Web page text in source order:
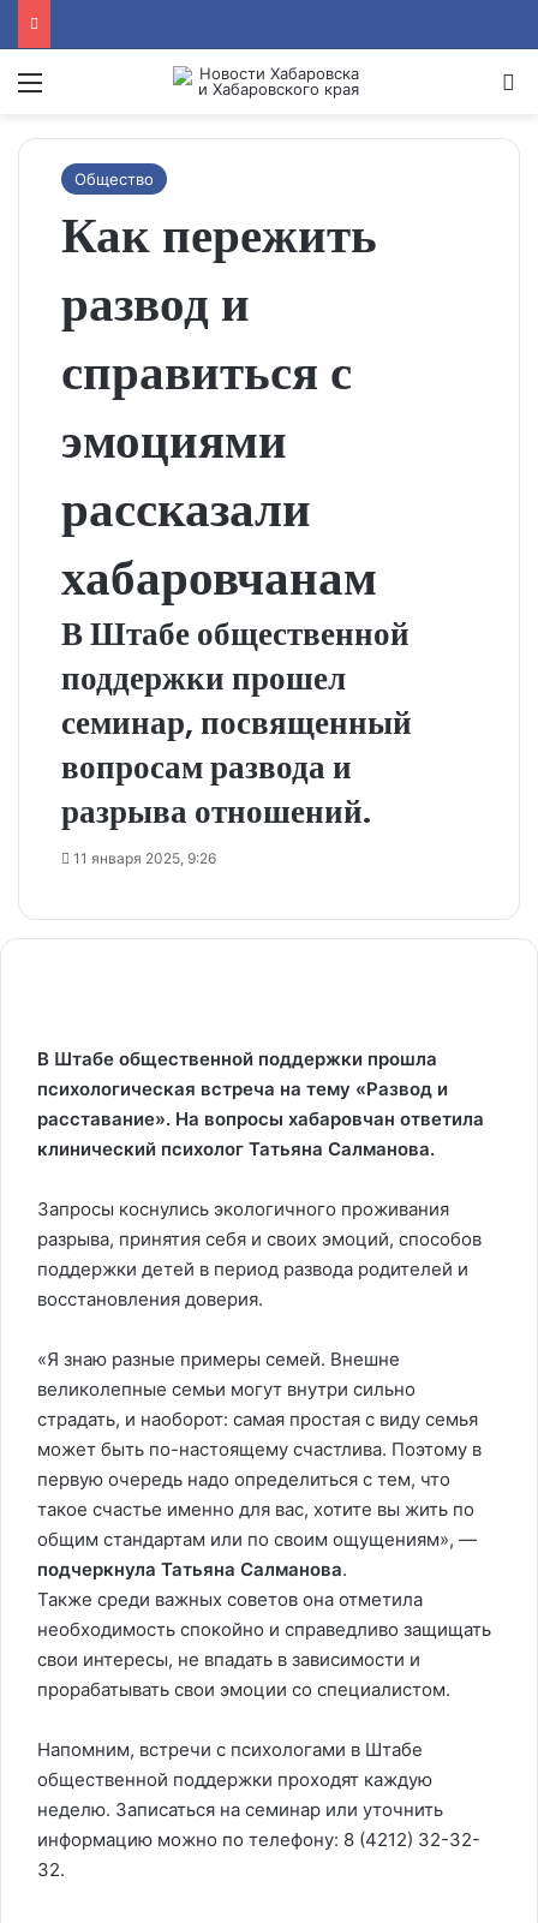
Menu
Общество
Как пережить
развод и
справиться с
эмоциями
рассказали
хабаровчанам
В Штабе общественной
поддержки прошел
семинар, посвященный
вопросам развода и
разрыва отношений.
11 января 2025, 9:26
В Штабе общественной поддержки прошла
психологическая встреча на тему «Развод и
расставание». На вопросы хабаровчан ответила
клинический психолог Татьяна Салманова.
Запросы коснулись экологичного проживания
разрыва, принятия себя и своих эмоций, способов
поддержки детей в период развода родителей и
восстановления доверия.
«Я знаю разные примеры семей. Внешне
великолепные семьи могут внутри сильно
страдать, и наоборот: самая простая с виду семья
может быть по-настоящему счастлива. Поэтому в
первую очередь надо определиться с тем, что
такое счастье именно для вас, хотите вы жить по
общим стандартам или по своим ощущениям», —
подчеркнула Татьяна Салманова.
Также среди важных советов она отметила
необходимость спокойно и справедливо защищать
свои интересы, не впадать в зависимости и
прорабатывать свои эмоции со специалистом.
Напомним, встречи с психологами в Штабе
общественной поддержки проходят каждую
неделю. Записаться на семинар или уточнить
информацию можно по телефону: 8 (4212) 32-32-
32.